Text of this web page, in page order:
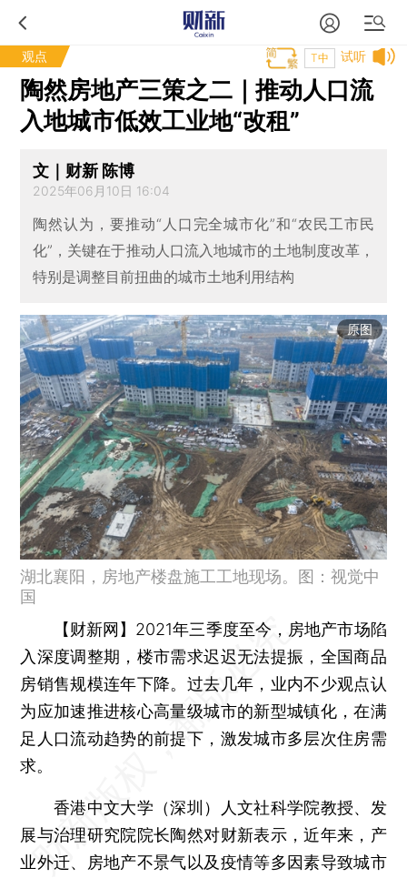
观点 试听
T中
陶然房地产三策之二｜推动人口流
入地城市低效工业地“改租”
文｜财新 陈博
2025年06月10日 16:04
陶然认为，要推动“人口完全城市化”和“农民工市民
化”，关键在于推动人口流入地城市的土地制度改革，
特别是调整目前扭曲的城市土地利用结构
原图
湖北襄阳，房地产楼盘施工工地现场。图：视觉中
国
【财新网】 2021年三季度至今，房地产市场陷
入深度调整期，楼市需求迟迟无法提振，全国商品
房销售规模连年下降。过去几年，业内不少观点认
为应加速推进核心高量级城市的新型城镇化，在满
足人口流动趋势的前提下，激发城市多层次住房需
求。
香港中文大学（深圳）人文社科学院教授、发
展与治理研究院院长陶然对财新表示，近年来，产
业外迁、房地产不景气以及疫情等多因素导致城市